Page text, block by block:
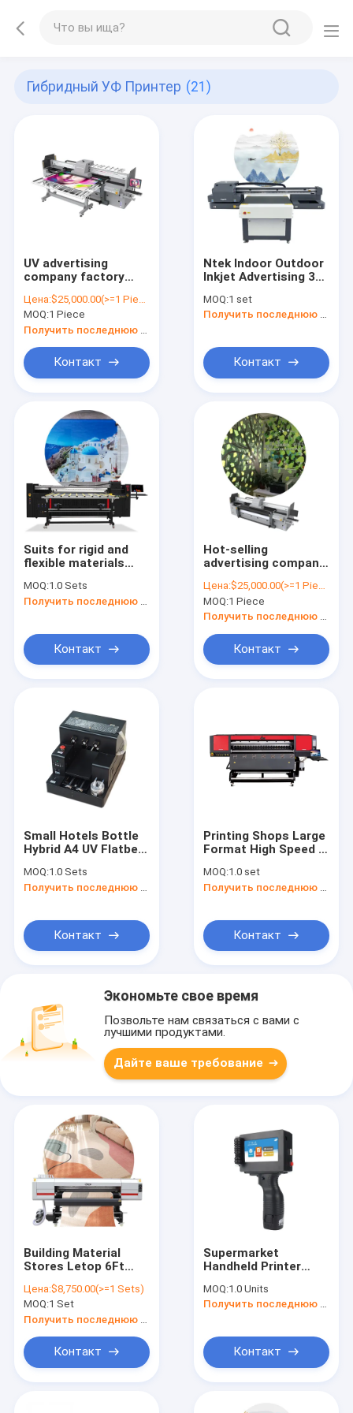
Гибридный УФ Принтер (21)
UV advertising
company factory
printing machine roll
sticker printer
Sprinter
Цена:$25,000.00(>=1 Pieces)
MOQ:1 Piece
Контакт
Ntek Indoor Outdoor
Inkjet Advertising 3D
UV Lenticular Flatbed
UV Printer
MOQ:1 set
Получить последнюю цену
Контакт
Suits for rigid and
flexible materials
2000 large format UV
hybrid printer for
MOQ:1.0 Sets
Контакт
Hot-selling
advertising company
Power 2022
Цена:$25,000.00(>=1 Pieces)
MOQ:1 Piece
Контакт
Small Hotels Bottle
Hybrid A4 UV Flatbed
Device
MOQ:1.0 Sets
Контакт
Printing Shops Large
Format High Speed ​​
Textile Printer
Polyester Printer Dye
MOQ:1.0 set
Контакт
Экономьте свое время
Позвольте нам связаться с вами с
лучшими продуктами.
Дайте ваше требование
Building Material
Stores Letop 6Ft
Leather Letop
4Heads China UV
Printer
Цена:$8,750.00(>=1 Sets)
MOQ:1 Set
Контакт
Supermarket
Handheld Printer
Screen Batch Coder
TIJ Portable
Printer With Good
Price
MOQ:1.0 Units
Получить последнюю цену
Контакт